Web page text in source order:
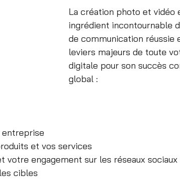
La création photo et vidéo
ingrédient incontournable
de communication réussie
leviers majeurs de toute
digitale pour son succès
global :
entreprise
et vos services
votre engagement sur les réseaux sociaux
cibles